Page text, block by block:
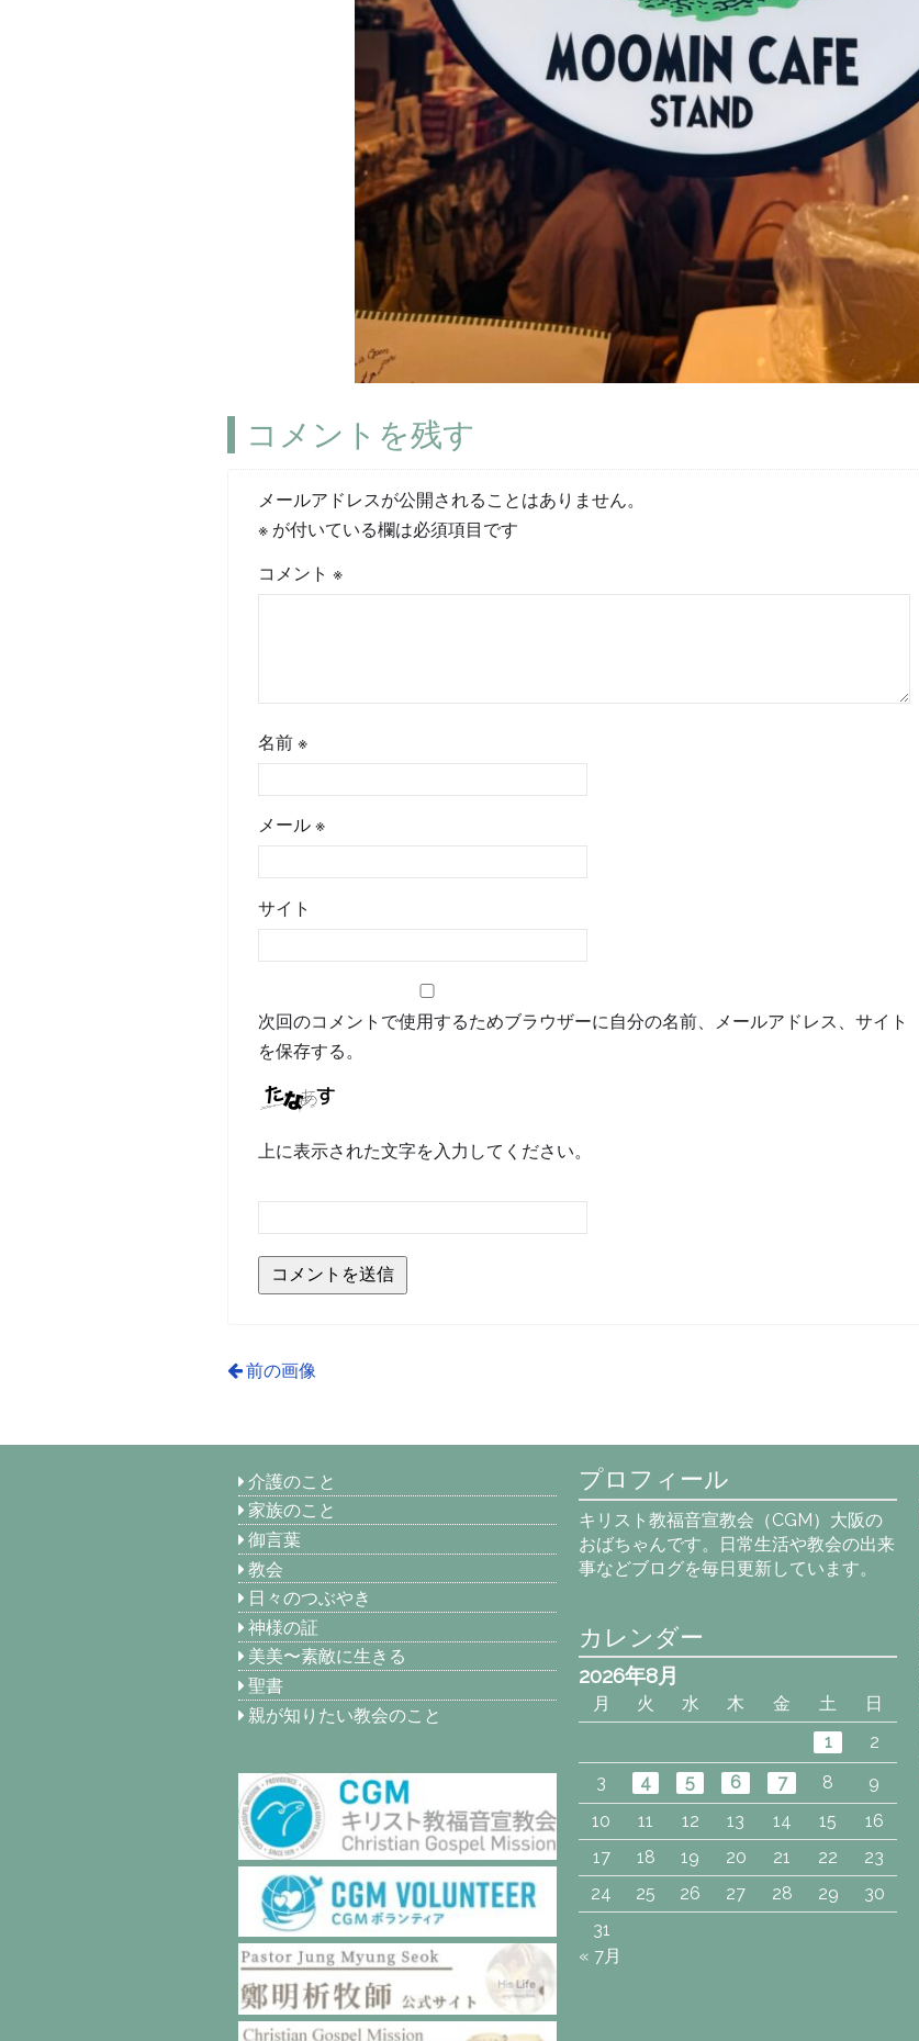
コメントを残す
メールアドレスが公開されることはありません。
※ が付いている欄は必須項目です
コメント※
名前※
メール※
サイト
次回のコメントで使用するためブラウザーに自分の名前、メールアドレス、サイト
を保存する。
上に表示された文字を入力してください。
前の画像
介護のこと
家族のこと
御言葉
教会
日々のつぶやき
神様の証
美美〜素敵に生きる
聖書
親が知りたい教会のこと
プロフィール
キリスト教福音宣教会（CGM）大阪の
おばちゃんです。日常生活や教会の出来
事などブログを毎日更新しています。
カレンダー
2026年8月
月 火 水 木 金 土
日
1
2
3
4 5 6 7 8
9
10
11 12 13 14 15
16
17
18 19 20 21 22
23
24
25 26 27 28 29
30
31
« 7月